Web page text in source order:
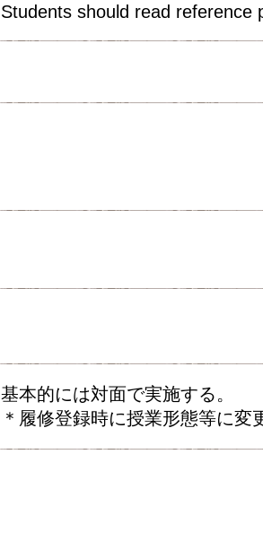
Students should read reference
基本的には対面で実施する。
＊履修登録時に授業形態等に